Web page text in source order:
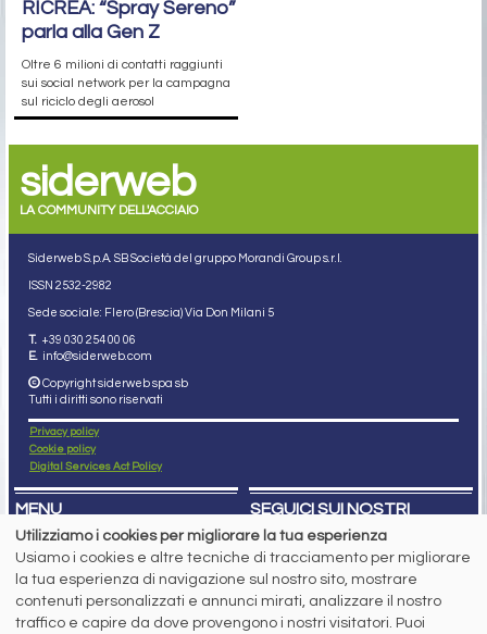
RICREA: “Spray Sereno”
parla alla Gen Z
Oltre 6 milioni di contatti raggiunti
sui social network per la campagna
sul riciclo degli aerosol
siderweb
LA COMMUNITY DELL'ACCIAIO
Siderweb S.p.A. SB Società del gruppo Morandi Group s.r.l.
ISSN 2532-2982
Sede sociale: Flero (Brescia) Via Don Milani 5
T. +39 030 254 00 06
E. info@siderweb.com
Copyright siderweb spa sb
Tutti i diritti sono riservati
Privacy policy
Cookie policy
Digital Services Act Policy
MENU
NEWS
PREZZI ITALIA
MERCATI
ABBONAMENTI
SEGUICI SUI NOSTRI
SOCIAL NETWORK
Utilizziamo i cookies per migliorare la tua esperienza
Usiamo i cookies e altre tecniche di tracciamento per migliorare
la tua esperienza di navigazione sul nostro sito, mostrare
contenuti personalizzati e annunci mirati, analizzare il nostro
traffico e capire da dove provengono i nostri visitatori. Puoi